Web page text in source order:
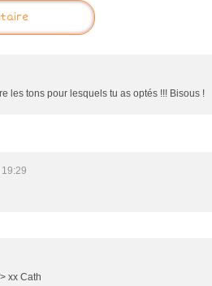
les tons pour lesquels tu as optés !!! Bisous !
xx Cath